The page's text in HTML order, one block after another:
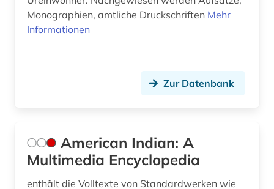
Monographien, amtliche Druckschriften Mehr
Informationen
Zur Datenbank
American Indian: A
Multimedia Encyclopedia
enthält die Volltexte von Standardwerken wie